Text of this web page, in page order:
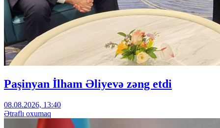
Paşinyan İlham Əliyevə zəng etdi
08.08.2026, 13:40
Ətraflı oxumaq